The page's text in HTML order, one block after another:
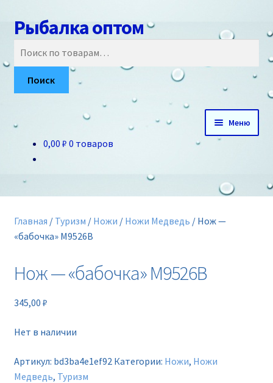
Перейти
к
навигации
Перейти
к
содержимому
Рыбалка оптом
Поиск
Меню
О нас
Доставка и оплата
Новинки
0,00 ₽ 0 товаров
Главная / Туризм / Ножи / Ножи Медведь / Нож —
«бабочка» M9526B
Нож — «бабочка» M9526B
345,00 ₽
Нет в наличии
Артикул: bd3ba4e1ef92 Категории: Ножи, Ножи
Медведь, Туризм